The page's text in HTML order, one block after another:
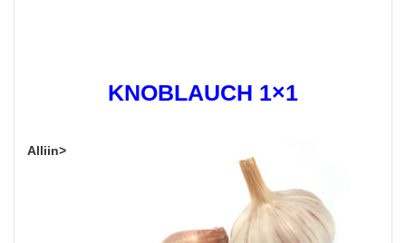
KNOBLAUCH 1×1
Alliin>